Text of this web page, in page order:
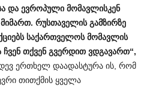
და ევროპული მომავლისკენ
რუსთაველის გამზირზე
საქართველოს მომავლის
ჩვენ თქვენ გვერდით ვდგავართ“,
ერთხელ დაადასტურა ის, რომ
თითქმის ყველა